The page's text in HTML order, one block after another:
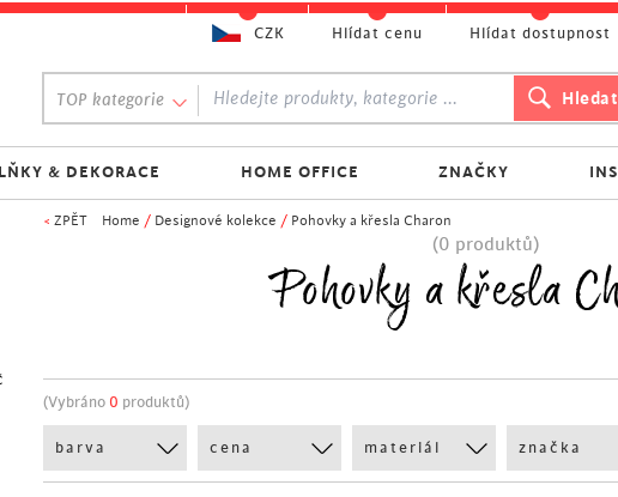
< ZPĚT Home / Designové kolekce / Pohovky a křesla Charon
(0 produktů)
Pohovky a křesla
(Vybráno 0 produktů)
barva cena materiál značka
TOP kategorie
& DEKORACE HOME OFFICE ZNAČKY
CZK Hlídat cenu Hlídat dostupnost